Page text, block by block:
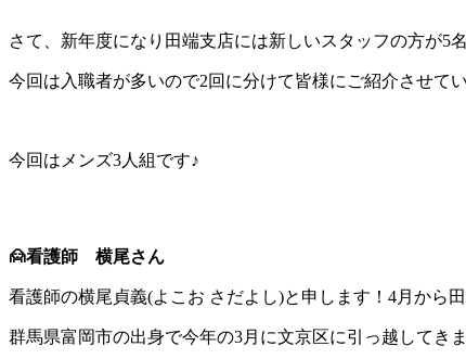
さて、新年度になり田端支店には新しいスタッフの方が5
今回は入職者が多いので2回に分けて皆様にご紹介させて
今回はメンズ3人組です♪
🙍看護師 横尾さん
看護師の横尾貞義(よこお さだよし)と申します！4月から
群馬県富岡市の出身で今年の3月に文京区に引っ越してきま